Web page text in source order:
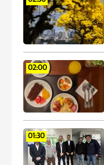
02:00
01:30